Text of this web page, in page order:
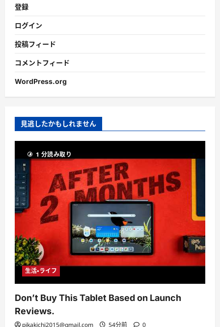
登録
ログイン
投稿フィード
コメントフィード
WordPress.org
見逃したかもしれません
1 分読み取り
生活・ライフ
Don’t Buy This Tablet Based on Launch
Reviews.
pikakichi2015@gmail.com 54分前 0